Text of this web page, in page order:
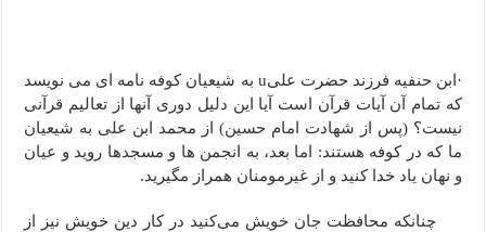
·ابن حنفیه فرزند حضرت علیu به شیعیان کوفه نامه ای می نویسد
که تمام آن آیات قرآن است آیا این دلیل دوری آنها از تعالیم قرآنی
نیست؟ (پس از شهادت امام حسین) از محمد ابن علی به شیعیان
ما که در کوفه هستند: اما بعد، به انجمن ها و مسجدها روید و عیان
و نهان یاد خدا کنید و از غیرمومنان همراز مگیرید.
چنانکه محافظت جان خویش می‌کنید در کار دین خویش نیز از